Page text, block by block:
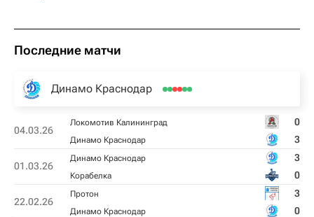
Последние матчи
Динамо Краснодар
04.03.26
Локомотив Калининград 0
Динамо Краснодар 3
01.03.26
Динамо Краснодар 3
Корабелка 0
22.02.26
Протон 3
Динамо Краснодар 0